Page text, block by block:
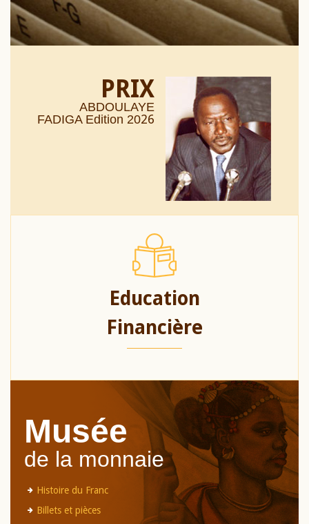
PRIX
ABDOULAYE
FADIGA Edition 2026
Education
Financière
Musée
de la monnaie
Histoire du Franc
Billets et pièces